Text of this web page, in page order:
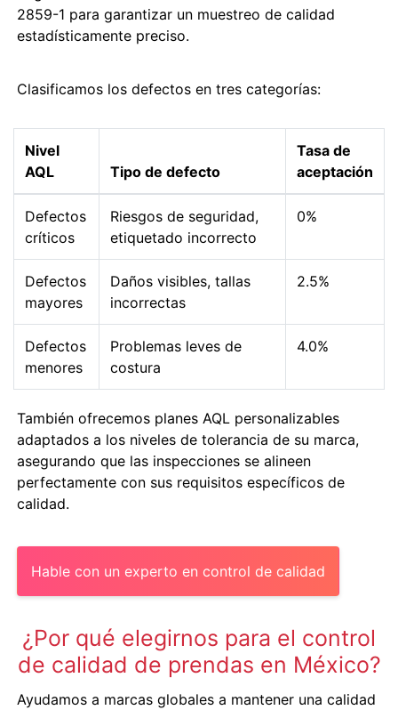
2859-1 para garantizar un muestreo de calidad
estadísticamente preciso.
Clasificamos los defectos en tres categorías:
Nivel
AQL
Tipo de defecto
Tasa de
aceptación
Defectos
críticos
Riesgos de seguridad,
etiquetado incorrecto
0%
Defectos
mayores
Daños visibles, tallas
incorrectas
2.5%
Defectos
menores
Problemas leves de
costura
4.0%
También ofrecemos planes AQL personalizables
adaptados a los niveles de tolerancia de su marca,
asegurando que las inspecciones se alineen
perfectamente con sus requisitos específicos de
calidad.
Hable con un experto en control de calidad
¿Por qué elegirnos para el control
de calidad de prendas en México?
Ayudamos a marcas globales a mantener una calidad